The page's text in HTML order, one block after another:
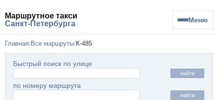
Маршрутное такси
Санкт-Петербурга
Меню
Главная Все маршруты К-485
Быстрый поиск по улице
найти
по номеру маршрута
найти